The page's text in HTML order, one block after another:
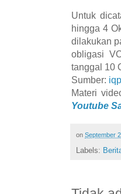
Untuk
hingga 4
dilakukan
obligasi
tanggal 10
Sumber:
Materi
Youtube
on September
Labels: